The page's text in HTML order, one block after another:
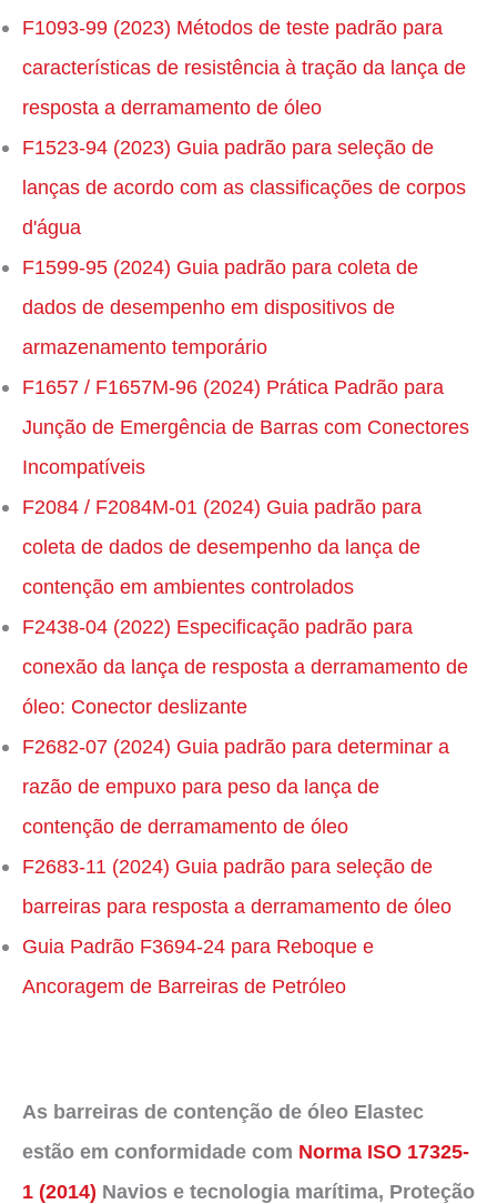
F1093-99 (2023) Métodos de teste padrão para
características de resistência à tração da lança de
resposta a derramamento de óleo
F1523-94 (2023) Guia padrão para seleção de
lanças de acordo com as classificações de corpos
d'água
F1599-95 (2024) Guia padrão para coleta de
dados de desempenho em dispositivos de
armazenamento temporário
F1657 / F1657M-96 (2024) Prática Padrão para
Junção de Emergência de Barras com Conectores
Incompatíveis
F2084 / F2084M-01 (2024) Guia padrão para
coleta de dados de desempenho da lança de
contenção em ambientes controlados
F2438-04 (2022) Especificação padrão para
conexão da lança de resposta a derramamento de
óleo: Conector deslizante
F2682-07 (2024) Guia padrão para determinar a
razão de empuxo para peso da lança de
contenção de derramamento de óleo
F2683-11 (2024) Guia padrão para seleção de
barreiras para resposta a derramamento de óleo
Guia Padrão F3694-24 para Reboque e
Ancoragem de Barreiras de Petróleo
As barreiras de contenção de óleo Elastec
estão em conformidade com Norma ISO 17325-
1 (2014) Navios e tecnologia marítima, Proteção